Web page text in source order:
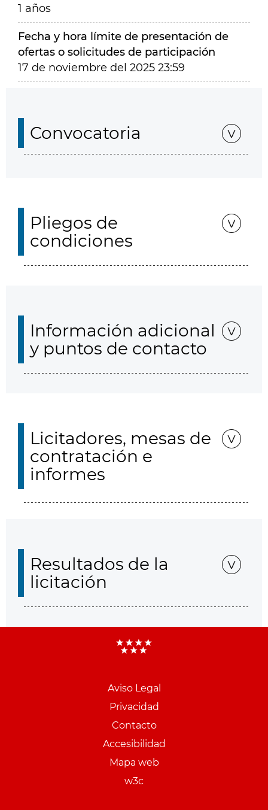
1 años
Fecha y hora límite de presentación de
ofertas o solicitudes de participación
17 de noviembre del 2025 23:59
Convocatoria
Pliegos de
condiciones
Información adicional
y puntos de contacto
Licitadores, mesas de
contratación e
informes
Resultados de la
licitación
Aviso Legal
Privacidad
Contacto
Accesibilidad
Mapa web
w3c